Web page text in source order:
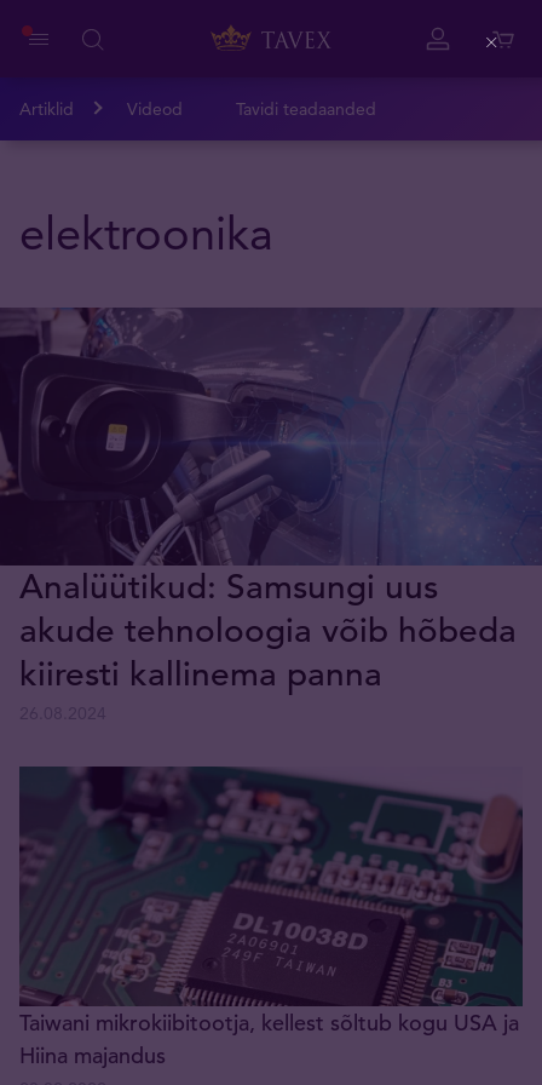
Artiklid Videod Tavidi teadaanded
elektroonika
Analüütikud: Samsungi uus
akude tehnoloogia võib hõbeda
kiiresti kallinema panna
Taiwani mikrokiibitootja, kellest sõltub kogu USA ja
Hiina majandus
Close